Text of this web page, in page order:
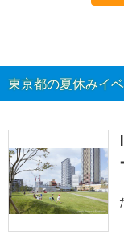
東京都の夏休みイ